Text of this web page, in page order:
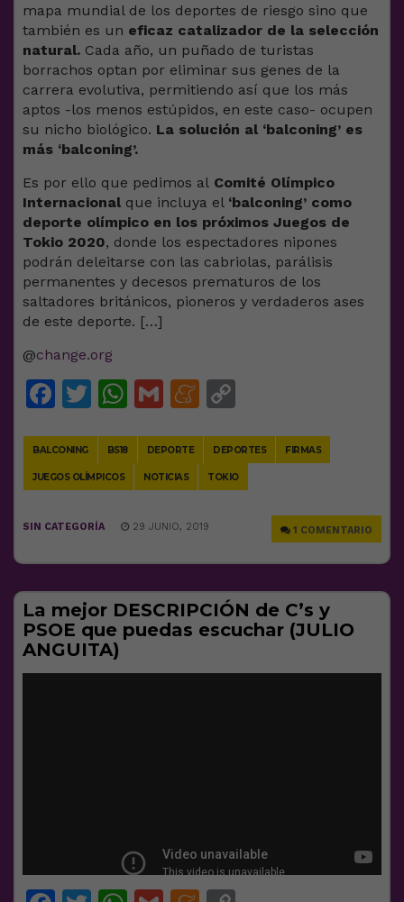
mapa mundial de los deportes de riesgo sino que
también es un eficaz catalizador de la selección
natural. Cada año, un puñado de turistas
borrachos optan por eliminar sus genes de la
carrera evolutiva, permitiendo así que los más
aptos -los menos estúpidos, en este caso- ocupen
su nicho biológico. La solución al ‘balconing’ es
más ‘balconing’.
Es por ello que pedimos al Comité Olímpico
Internacional que incluya el ‘balconing’ como
deporte olímpico en los próximos Juegos de
Tokio 2020, donde los espectadores nipones
podrán deleitarse con las cabriolas, parálisis
permanentes y decesos prematuros de los
saltadores británicos, pioneros y verdaderos ases
de este deporte. […]
@change.org
Facebook
Twitter
WhatsApp
GmailMeneame
BALCONING BS18 DEPORTE DEPORTES FIRMAS
JUEGOS OLÍMPICOS NOTICIAS TOKIO
1 COMENTARIO
SIN CATEGORÍA 29 JUNIO, 2019
La mejor DESCRIPCIÓN de C’s y
PSOE que puedas escuchar (JULIO
ANGUITA)